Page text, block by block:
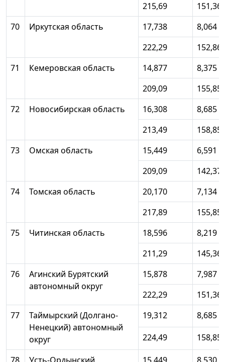
215,69
151,36
70
Иркутская область 17,738
8,064
222,29
152,86
71
Кемеровская область 14,877
8,375
209,09
155,85
72
Новосибирская область 16,308
8,685
213,49
158,85
73
Омская область 15,449
6,591
209,09
142,37
74
Томская область 20,170
7,134
217,89
155,85
75
Читинская область 18,596
8,219
211,29
145,36
76
Агинский Бурятский
автономный округ
15,878
7,987
222,29
151,36
77
Таймырский (Долгано-
Ненецкий) автономный
округ
19,312
8,685
224,49
158,85